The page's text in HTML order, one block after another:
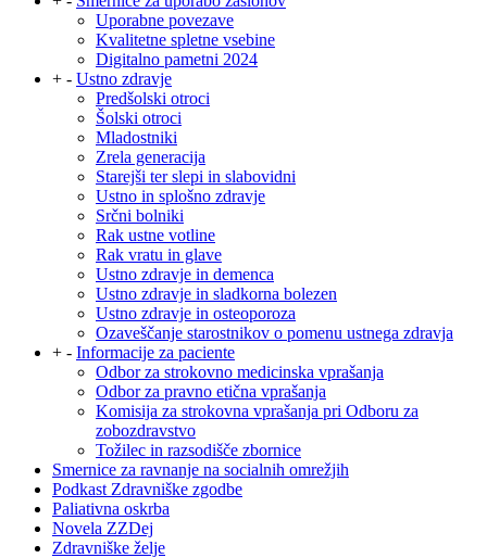
Uporabne povezave
Kvalitetne spletne vsebine
Digitalno pametni 2024
+ - Ustno zdravje
Predšolski otroci
Šolski otroci
Mladostniki
Zrela generacija
Starejši ter slepi in slabovidni
Ustno in splošno zdravje
Srčni bolniki
Rak ustne votline
Rak vratu in glave
Ustno zdravje in demenca
Ustno zdravje in sladkorna bolezen
Ustno zdravje in osteoporoza
Ozaveščanje starostnikov o pomenu ustnega zdravja
+ - Informacije za paciente
Odbor za strokovno medicinska vprašanja
Odbor za pravno etična vprašanja
Komisija za strokovna vprašanja pri Odboru za
zobozdravstvo
Tožilec in razsodišče zbornice
Smernice za ravnanje na socialnih omrežjih
Podkast Zdravniške zgodbe
Paliativna oskrba
Novela ZZDej
Zdravniške želje